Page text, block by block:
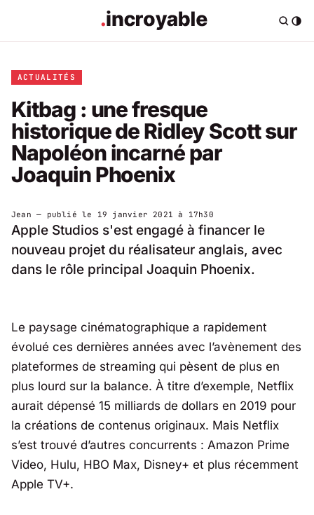
ACTUALITÉS
Kitbag : une fresque
historique de Ridley Scott sur
Napoléon incarné par
Joaquin Phoenix
Jean — publié le 19 janvier 2021 à 17h30
Apple Studios s'est engagé à financer le
nouveau projet du réalisateur anglais, avec
dans le rôle principal Joaquin Phoenix.
Le paysage cinématographique a rapidement
évolué ces dernières années avec l’avènement des
plateformes de streaming qui pèsent de plus en
plus lourd sur la balance. À titre d’exemple, Netflix
aurait dépensé 15 milliards de dollars en 2019 pour
la créations de contenus originaux. Mais Netflix
s’est trouvé d’autres concurrents : Amazon Prime
Video, Hulu, HBO Max, Disney+ et plus récemment
Apple TV+.